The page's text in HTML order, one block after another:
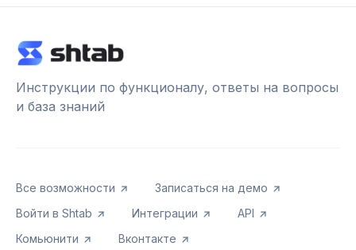
Инструкции по функционалу, ответы на вопросы
и база знаний
Все возможности
Записаться на демо
Войти в Shtab
Интеграции
API
Комьюнити
Вконтакте